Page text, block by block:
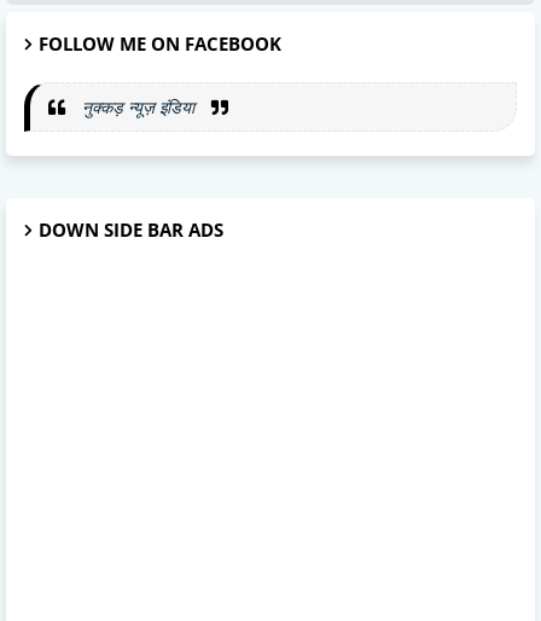
FOLLOW ME ON FACEBOOK
नुक्कड़ न्यूज़ इंडिया
DOWN SIDE BAR ADS